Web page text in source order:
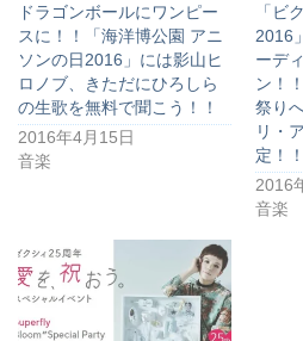
ドラゴンボールにワンピー
スに！！「海洋博公園 アニ
ソンの日2016」には影山ヒ
ロノブ、きただにひろしら
の生歌を無料で聞こう！！
2016年4月15日
音楽
「ビ
2016
ーデ
ン！
祭り
リ・
定！！
2016
音楽